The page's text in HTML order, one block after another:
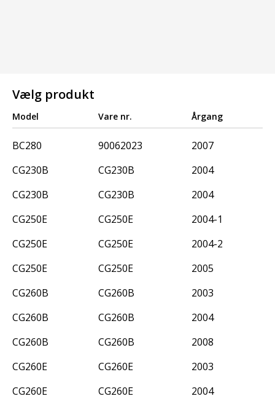
Vælg produkt
Model
BC280
CG230B
CG230B
CG250E
CG250E
CG250E
CG260B
CG260B
CG260B
CG260E
CG260E
Vare nr.
90062023
CG230B
CG230B
CG250E
CG250E
CG250E
CG260B
CG260B
CG260B
CG260E
CG260E
Årgang
2007
2004
2004
2004-1
2004-2
2005
2003
2004
2008
2003
2004